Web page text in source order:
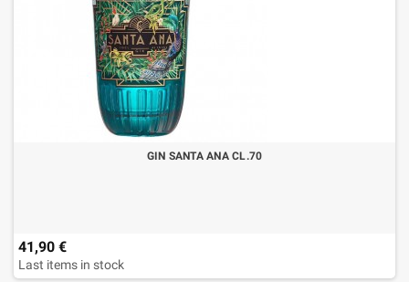
GIN SANTA ANA CL.70
41,90 €
Last items in stock